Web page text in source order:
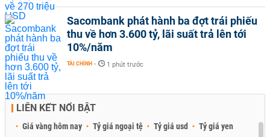
Sacombank phát hành ba đợt trái phiếu
thu về hơn 3.600 tỷ, lãi suất trả lên tới
10%/năm
TÀI CHÍNH - 1 phút trước
LIÊN KẾT NỔI BẬT
Giá vàng hôm nay Tỷ giá ngoại tệ Tỷ giá usd Tỷ giá yen